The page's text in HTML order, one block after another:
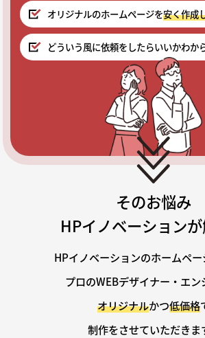
オリジナルのホームページを安く作成
どういう風に依頼をしたらいいかわか
そのお悩み
HPイノベーションが
HPイノベーションのホームペー
プロのWEBデザイナー・エン
オリジナルかつ低価格
制作をさせていただきま